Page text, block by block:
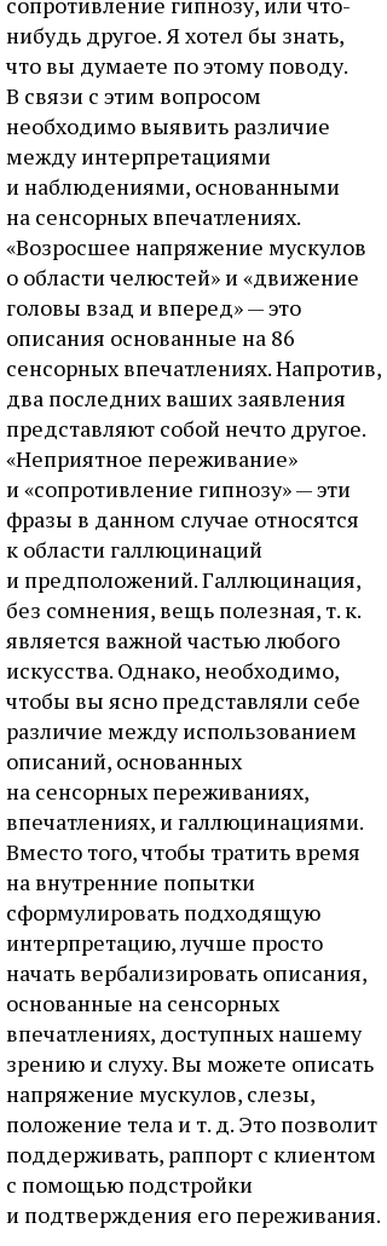
нибудь другое. Я хотел бы знать,
что вы думаете по этому поводу.
В связи с этим вопросом
необходимо выявить различие
между интерпретациями
и наблюдениями, основанными
на сенсорных впечатлениях.
«Возросшее напряжение мускулов
о области челюстей» и «движение
головы взад и вперед» — это
описания основанные на 86
сенсорных впечатлениях. Напротив,
два последних ваших заявления
представляют собой нечто другое.
«Неприятное переживание»
и «сопротивление гипнозу» — эти
фразы в данном случае относятся
к области галлюцинаций
и предположений. Галлюцинация,
без сомнения, вещь полезная, т. к.
является важной частью любого
искусства. Однако, необходимо,
чтобы вы ясно представляли себе
различие между использованием
описаний, основанных
на сенсорных переживаниях,
впечатлениях, и галлюцинациями.
Вместо того, чтобы тратить время
на внутренние попытки
сформулировать подходящую
интерпретацию, лучше просто
начать вербализировать описания,
основанные на сенсорных
впечатлениях, доступных нашему
зрению и слуху. Вы можете описать
напряжение мускулов, слезы,
положение тела и т. д. Это позволит
поддерживать, раппорт с клиентом
с помощью подстройки
и подтверждения его переживания.